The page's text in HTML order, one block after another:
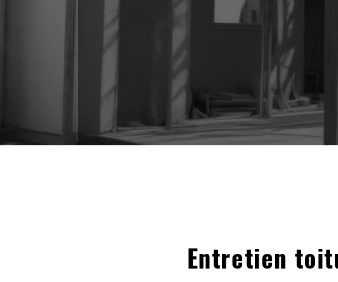
Entretien